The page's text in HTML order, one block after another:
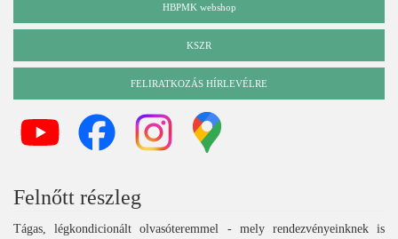
HBPMK webshop
KSZR
FELIRATKOZÁS HÍRLEVÉLRE
Felnőtt részleg
Tágas, légkondicionált olvasóteremmel - mely rendezvényeinknek is